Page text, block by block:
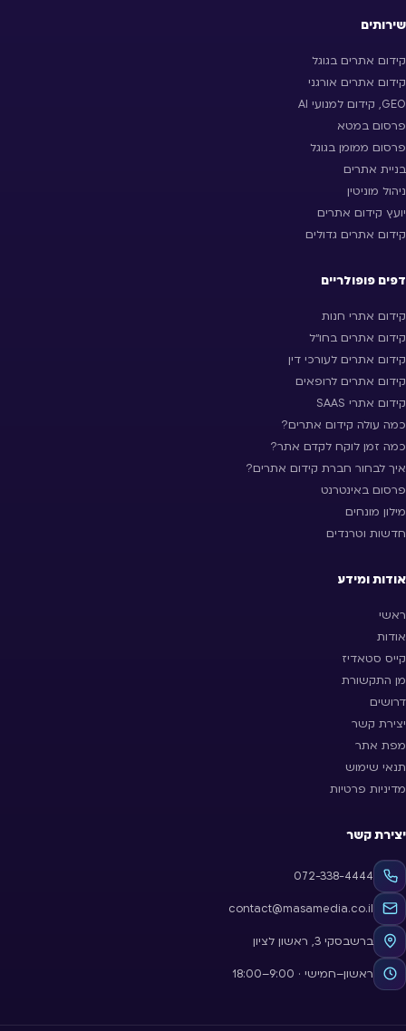
שירותים
קידום אתרים בגוגל
קידום אתרים אורגני
GEO, קידום למנועי AI
פרסום במטא
פרסום ממומן בגוגל
בניית אתרים
ניהול מוניטין
יועץ קידום אתרים
קידום אתרים גדולים
דפים פופולריים
קידום אתרי חנות
קידום אתרים בחו״ל
קידום אתרים לעורכי דין
קידום אתרים לרופאים
קידום אתרי SAAS
כמה עולה קידום אתרים?
כמה זמן לוקח לקדם אתר?
איך לבחור חברת קידום אתרים?
פרסום באינטרנט
מילון מונחים
חדשות וטרנדים
אודות ומידע
ראשי
אודות
קייס סטאדיז
מן התקשורת
דרושים
יצירת קשר
מפת אתר
תנאי שימוש
מדיניות פרטיות
יצירת קשר
072-338-4444
contact@masamedia.co.il
ברשבסקי 3, ראשון לציון
ראשון–חמישי · 9:00–18:00